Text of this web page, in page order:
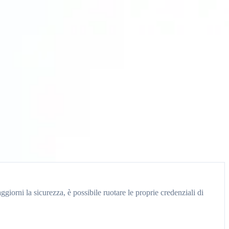
la sicurezza, è possibile ruotare le proprie credenziali di